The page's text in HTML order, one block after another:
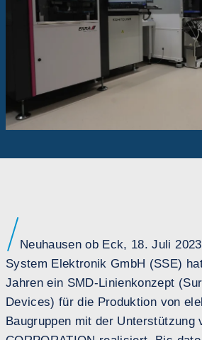
Neuhausen ob Eck, 18. Juli
System Elektronik GmbH (SSE)
Jahren ein SMD-Linienkonzept
Devices) für die Produktion von
Baugruppen mit der Unterstützung